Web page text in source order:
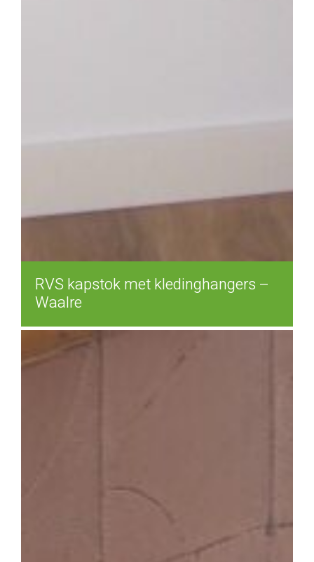
RVS kapstok met kledinghangers –
Waalre